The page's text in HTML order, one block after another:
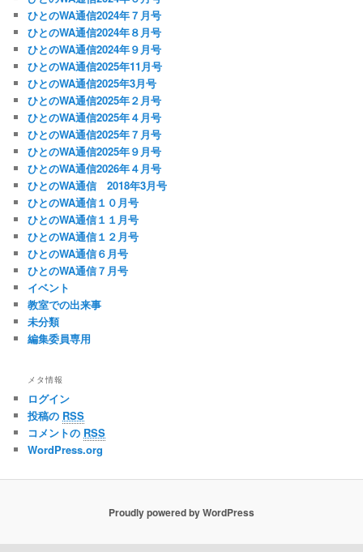
ひとのWA通信2024年７月号
ひとのWA通信2024年８月号
ひとのWA通信2024年９月号
ひとのWA通信2025年11月号
ひとのWA通信2025年3月号
ひとのWA通信2025年２月号
ひとのWA通信2025年４月号
ひとのWA通信2025年７月号
ひとのWA通信2025年９月号
ひとのWA通信2026年４月号
ひとのWA通信 2018年3月号
ひとのWA通信１０月号
ひとのWA通信１１月号
ひとのWA通信１２月号
ひとのWA通信６月号
ひとのWA通信７月号
イベント
教室での出来事
未分類
編集委員専用
メタ情報
ログイン
投稿の RSS
コメントの RSS
WordPress.org
Proudly powered by WordPress